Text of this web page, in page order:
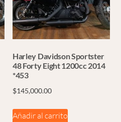
Harley Davidson Sportster
48 Forty Eight 1200cc 2014
*453
$145,000.00
Añadir al carrito